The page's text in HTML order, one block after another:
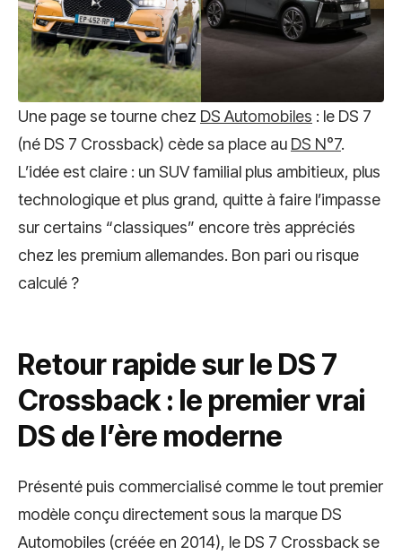
Une page se tourne chez DS Automobiles : le DS 7
(né DS 7 Crossback) cède sa place au DS N°7.
L’idée est claire : un SUV familial plus ambitieux, plus
technologique et plus grand, quitte à faire l’impasse
sur certains “classiques” encore très appréciés
chez les premium allemandes. Bon pari ou risque
calculé ?
Retour rapide sur le DS 7
Crossback : le premier vrai
DS de l’ère moderne
Présenté puis commercialisé comme le tout premier
modèle conçu directement sous la marque DS
Automobiles (créée en 2014), le DS 7 Crossback se